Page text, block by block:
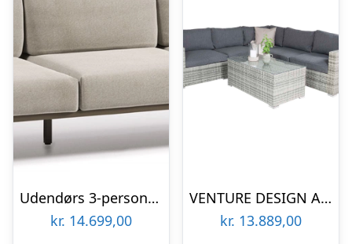
Udendørs 3-personers sofa Kave Home Comova i gråt Crevin-stof med aluminiumsramme H85 x B225 x D85 cm
kr. 14.699,00
VENTURE DESIGN Amazon modul sofa havesæt 3+2+1 m. grå hynder – grå rattan og aluminium
kr. 13.889,00